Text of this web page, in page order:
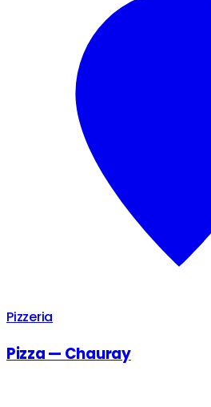
Pizzeria
Pizza — Chauray